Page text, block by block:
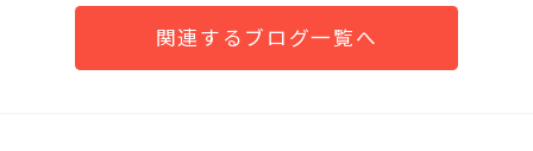
関連するブログ一覧へ